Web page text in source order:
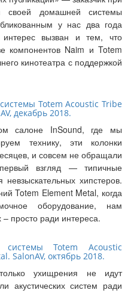
своей домашней системы
у нас два года
вызван и тем, что
компонентов Naim и Totem
кинотеатра с поддержкой
Totem Acoustic Tribe
декабрь 2018.
салоне InSound, где мы
технику, эти колонки
и совсем не обращали
взгляд — типичные
хипстеров.
Totem Element Metal, когда
оборудование, нам
просто ради интереса.
системы Totem Acoustic
SalonAV, октябрь 2018.
ухищрения не идут
акустических систем ради